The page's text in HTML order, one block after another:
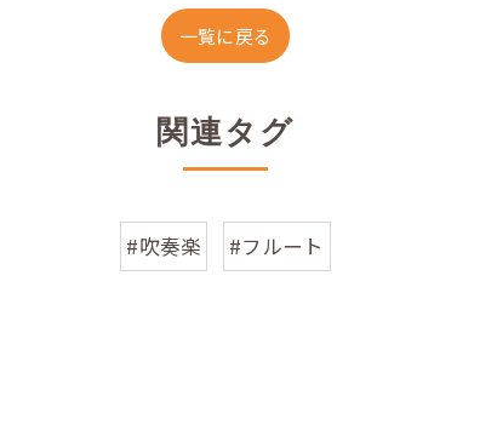
一覧に戻る
関連タグ
#吹奏楽 #フルート